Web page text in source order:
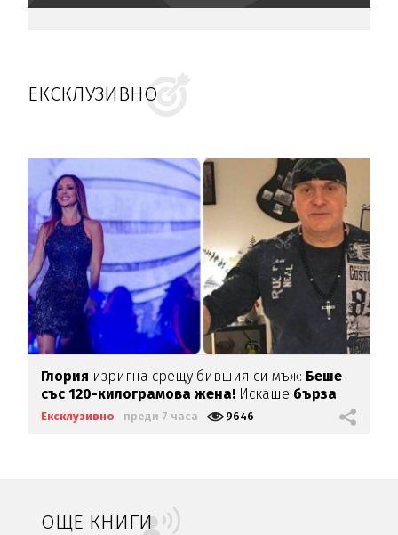
ЕКСКЛУЗИВНО
Глория изригна срещу бившия си мъж: Беше
със 120-килограмова жена! Искаше бърза
печалба...
Ексклузивно преди 7 часа 9646
ОЩЕ КНИГИ